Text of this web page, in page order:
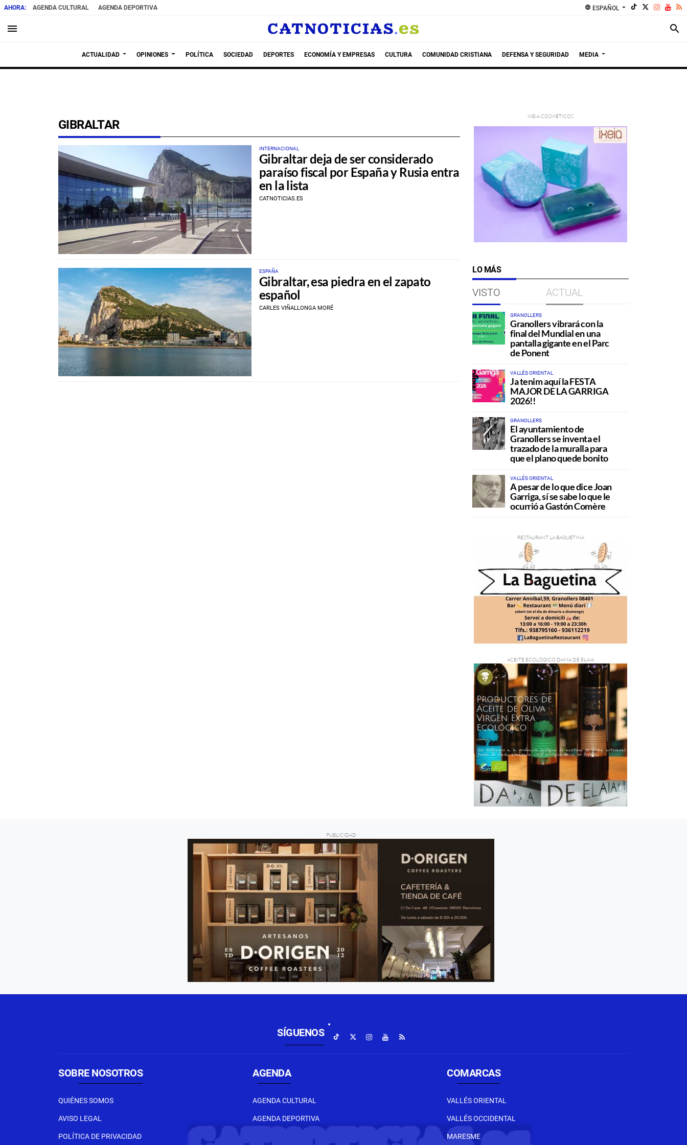
AGENDA CULTURAL AGENDA DEPORTIVA language ESPAÑOL
menu search
ACTUALIDAD OPINIONES POLÍTICA SOCIEDAD DEPORTES ECONOMÍA Y EMPRESAS CULTURA COMUNIDAD CRISTIANA DEFENSA Y SEGURIDAD MEDIA
GIBRALTAR
INTERNACIONAL
Gibraltar deja de ser considerado
paraíso fiscal por España y Rusia entra
en la lista
CATNOTICIAS.ES
ESPAÑA
Gibraltar, esa piedra en el zapato
español
CARLES VIÑALLONGA MORÉ
LO MÁS
VISTO ACTUAL
GRANOLLERS
Granollers vibrará con la
final del Mundial en una
pantalla gigante en el Parc
de Ponent
VALLÉS ORIENTAL
Ja tenim aquí la FESTA
MAJOR DE LA GARRIGA
2026!!
GRANOLLERS
El ayuntamiento de
Granollers se inventa el
trazado de la muralla para
que el plano quede bonito
VALLÉS ORIENTAL
A pesar de lo que dice Joan
Garriga, sí se sabe lo que le
ocurrió a Gastón Comère
SÍGUENOS
SOBRE NOSOTROS
QUIÉNES SOMOS
AVISO LEGAL
POLÍTICA DE PRIVACIDAD
AGENDA
AGENDA CULTURAL
AGENDA DEPORTIVA
COMARCAS
VALLÉS ORIENTAL
VALLÉS OCCIDENTAL
MARESME